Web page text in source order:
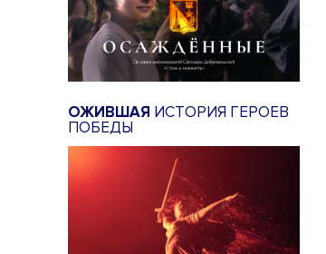
ОЖИВШАЯ ИСТОРИЯ ГЕРОЕВ
ПОБЕДЫ